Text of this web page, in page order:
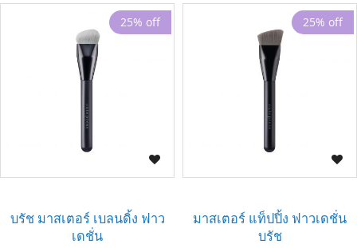
25% off
บรัช มาสเตอร์ เบลนดิ้ง ฟาว
เดชั่น
25% off
มาสเตอร์ แท็ปปิ้ง ฟาวเดชั่น
บรัช